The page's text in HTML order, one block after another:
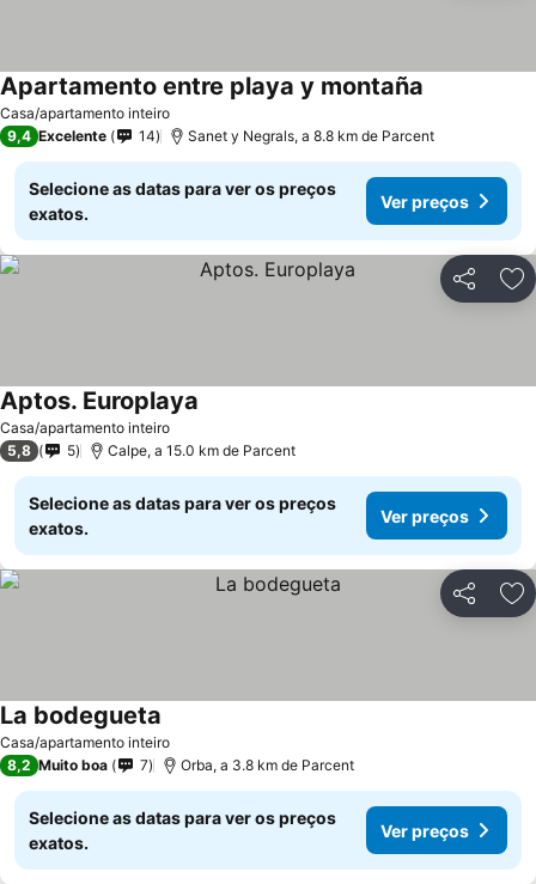
Casa/apartamento inteiro
Apartamento entre playa y montaña
9,4 Excelente 14 Sanet y Negrals, a 8.8 km de Parcent
Selecione as datas para ver os preços
exatos.
Ver preços
Partilhar
Casa/apartamento inteiro
Aptos. Europlaya
5,8 5 Calpe, a 15.0 km de Parcent
Selecione as datas para ver os preços
exatos.
Ver preços
Partilhar
Casa/apartamento inteiro
La bodegueta
8,2 Muito boa 7 Orba, a 3.8 km de Parcent
Selecione as datas para ver os preços
exatos.
Ver preços